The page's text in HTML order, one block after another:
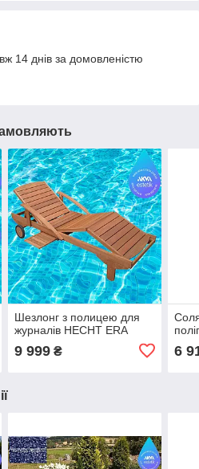
14 днів за домовленістю
Шезлонг з полицею для
журналів HECHT ERA
9 999₴ 6